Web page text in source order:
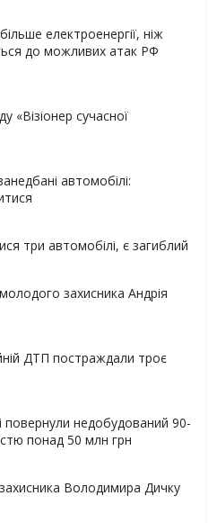
електроенергії, ніж
до можливих атак РФ
«Візіонер сучасної
автомобілі:
три автомобілі, є загиблий
захисника Андрія
ДТП постраждали троє
повернули недобудований 90-
понад 50 млн грн
Володимира Дичку